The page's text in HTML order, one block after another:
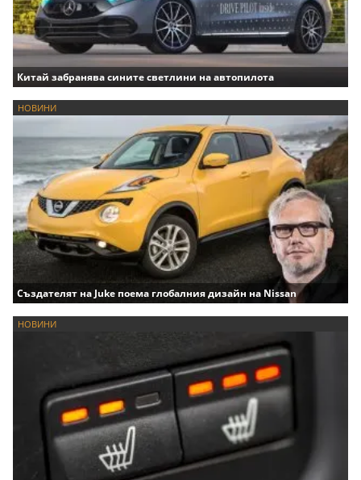
Китай забранява сините светлини на автопилота
НОВИНИ
Създателят на Juke поема глобалния дизайн на Nissan
НОВИНИ